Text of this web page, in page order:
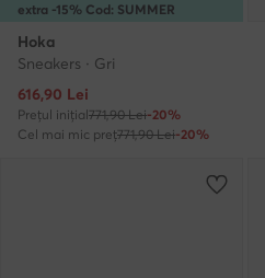
extra -15% Cod: SUMMER
Hoka
Sneakers · Gri
Prețul actual
616,90 Lei
Prețul inițial771,90 Lei-20%
Cel mai mic preț771,90 Lei-20%